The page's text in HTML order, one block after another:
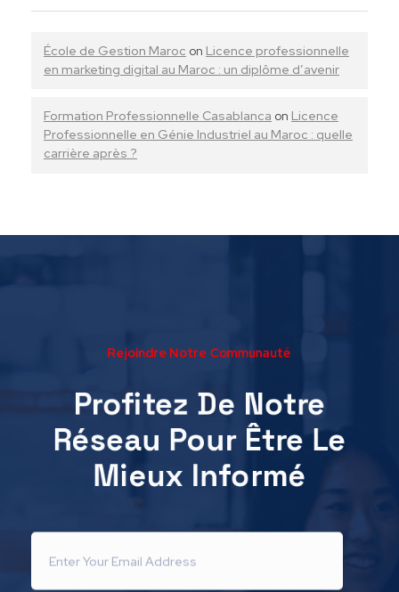
École de Gestion Maroc on Licence professionnelle
en marketing digital au Maroc : un diplôme d’avenir
Formation Professionnelle Casablanca on Licence
Professionnelle en Génie Industriel au Maroc : quelle
carrière après ?
Rejoindre Notre Communauté
Profitez De Notre
Réseau Pour Être Le
Mieux Informé